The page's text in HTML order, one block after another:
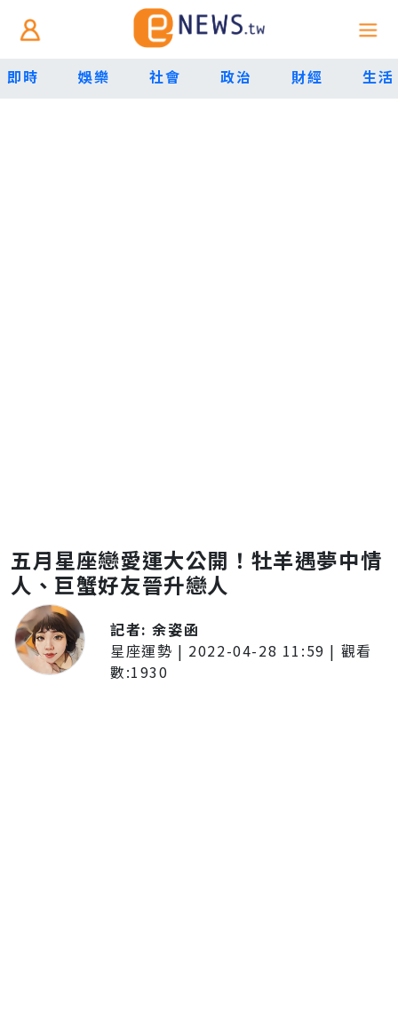
即時 娛樂 社會 政治 財經 生活
五月星座戀愛運大公開！牡羊遇夢中情
人、巨蟹好友晉升戀人
記者:余姿函
星座運勢 | 2022-04-28 11:59 | 觀看
數:1930